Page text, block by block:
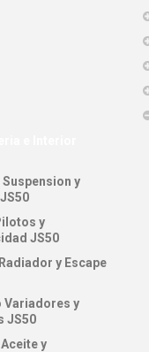
Suspension y
y
JS50
y Escape
Variadores y
JS50
y